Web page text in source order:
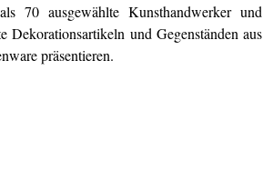
70 ausgewählte Kunsthandwerker und
Dekorationsartikeln und Gegenständen aus
präsentieren.